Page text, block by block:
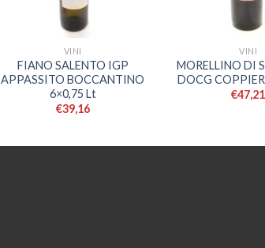
VINI
FIANO SALENTO IGP
APPASSITO BOCCANTINO
6×0,75 Lt
€39,16
VINI
MORELLINO DI
DOCG
€47,21